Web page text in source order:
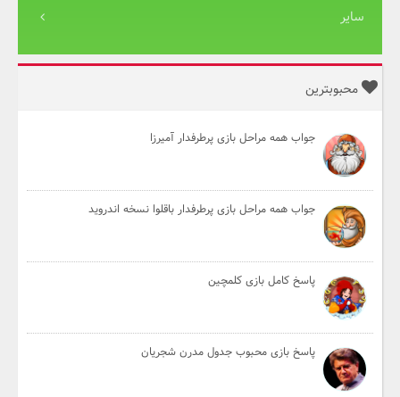
سایر
محبوبترین
جواب همه مراحل بازی پرطرفدار آمیرزا
جواب همه مراحل بازی پرطرفدار باقلوا نسخه اندروید
پاسخ کامل بازی کلمچین
پاسخ بازی محبوب جدول مدرن شجریان